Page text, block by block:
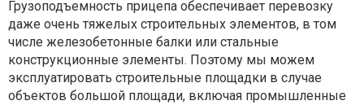
Грузоподъемность прицепа обеспечивает перевозку
даже очень тяжелых строительных элементов, в том
числе железобетонные балки или стальные
конструкционные элементы. Поэтому мы можем
эксплуатировать строительные площадки в случае
объектов большой площади, включая промышленные